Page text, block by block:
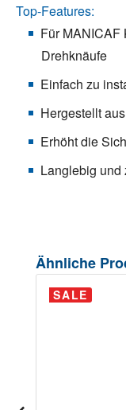
Top-Features:
Für MANICAF
Drehknäufe
Einfach zu
Hergestellt
Erhöht die
Langlebig und
Produktgalerie
Ähnliche
SALE